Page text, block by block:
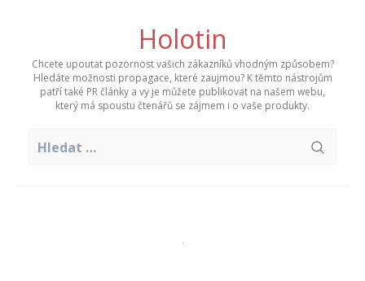
Holotin
Chcete upoutat pozornost vašich zákazníků vhodným způsobem?
Hledáte možnosti propagace, které zaujmou? K těmto nástrojům
patří také PR články a vy je můžete publikovat na našem webu,
který má spoustu čtenářů se zájmem i o vaše produkty.